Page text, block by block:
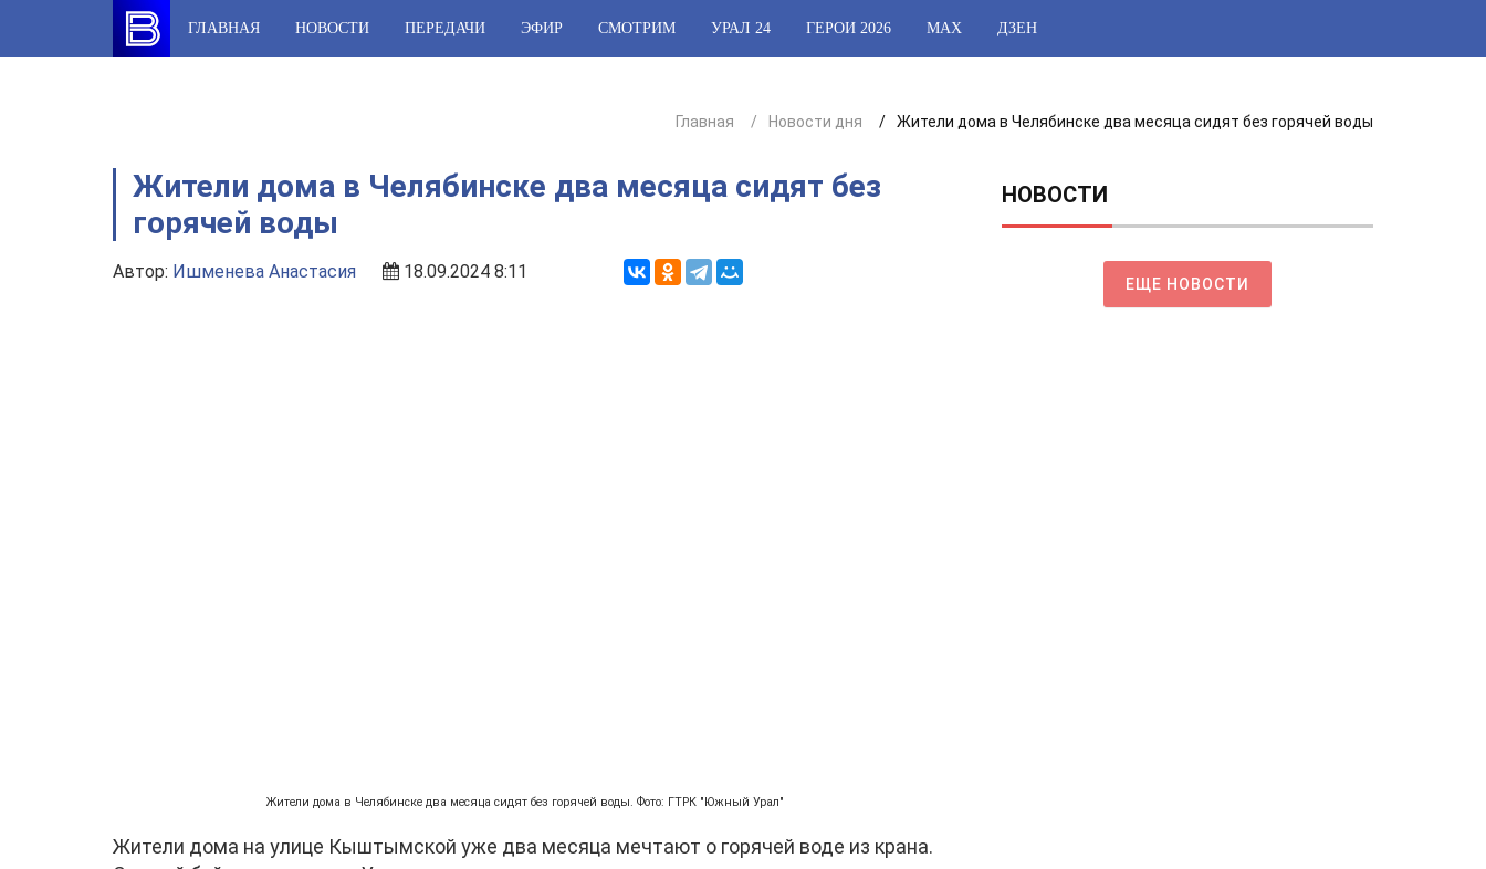
content
ГЛАВНАЯ НОВОСТИ ПЕРЕДАЧИ ЭФИР СМОТРИМ УРАЛ 24 ГЕРОИ 2026 МАХ ДЗЕН
Главная Новости дня Жители дома в Челябинске два месяца сидят без горячей воды
Жители дома в Челябинске два месяца сидят без
горячей воды
Автор: Ишменева Анастасия 18.09.2024 8:11
Жители дома в Челябинске два месяца сидят без горячей воды. Фото: ГТРК "Южный Урал"
Жители дома на улице Кыштымской уже два месяца мечтают о горячей воде из крана.
НОВОСТИ
ЕЩЕ НОВОСТИ